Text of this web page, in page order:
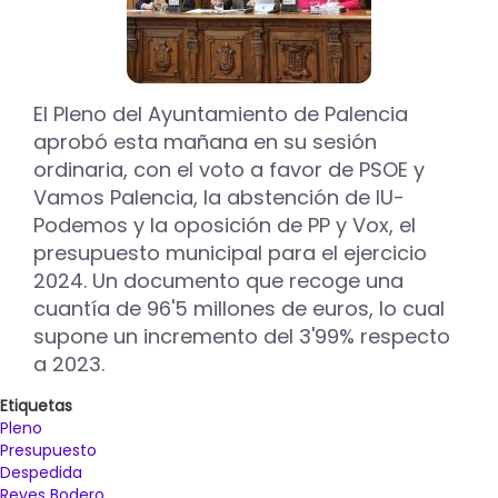
El Pleno del Ayuntamiento de Palencia
aprobó esta mañana en su sesión
ordinaria, con el voto a favor de PSOE y
Vamos Palencia, la abstención de IU-
Podemos y la oposición de PP y Vox, el
presupuesto municipal para el ejercicio
2024. Un documento que recoge una
cuantía de 96'5 millones de euros, lo cual
supone un incremento del 3'99% respecto
a 2023.
Etiquetas
Pleno
Presupuesto
Despedida